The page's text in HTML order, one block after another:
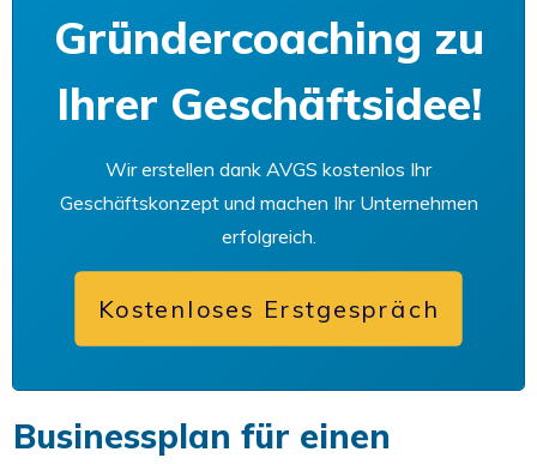
Gründercoaching zu
Ihrer Geschäftsidee!
Wir erstellen dank AVGS kostenlos Ihr
Geschäftskonzept und machen Ihr Unternehmen
erfolgreich.
Kostenloses Erstgespräch
Businessplan für einen